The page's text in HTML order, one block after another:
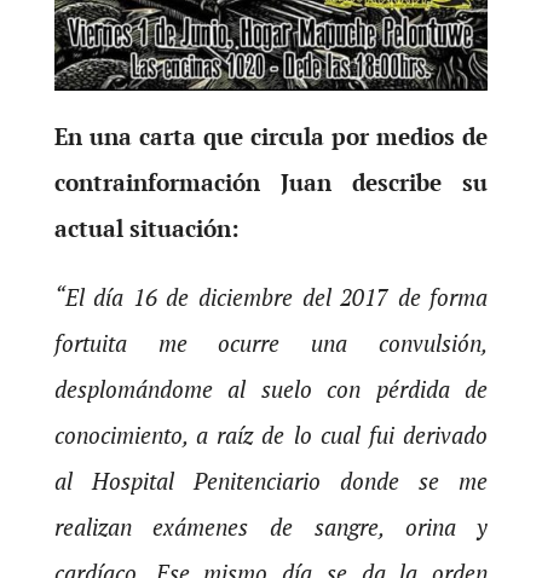
En una carta que circula por medios de
contrainformación Juan describe su
actual situación:
“El día 16 de diciembre del 2017 de forma
fortuita me ocurre una convulsión,
desplomándome al suelo con pérdida de
conocimiento, a raíz de lo cual fui derivado
al Hospital Penitenciario donde se me
realizan exámenes de sangre, orina y